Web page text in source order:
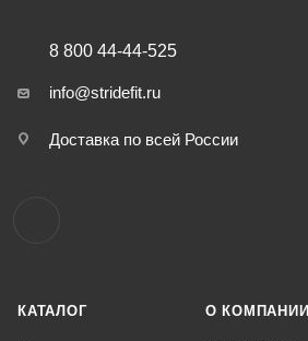
КАТАЛОГ О КОМПАНИИ
8 800 44-44-525
info@stridefit.ru
Доставка по всей России